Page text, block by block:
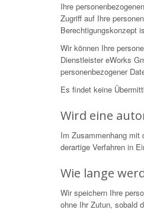
Ihre
Zugriff auf Ihre
Berechtigungskonzept
Wir können Ihre
Dienstleister eWorks
personenbezogener
Es findet keine
Wird eine
Im Zusammenhang mit
derartige Verfahren in
Wie lange
Wir speichern Ihre
ohne Ihr Zutun, sobald